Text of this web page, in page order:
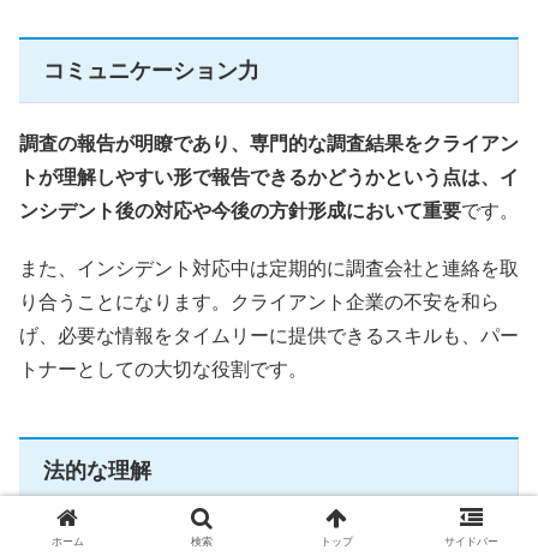
コミュニケーション力
調査の報告が明瞭であり、専門的な調査結果をクライアン
トが理解しやすい形で報告できるかどうかという点は、イ
ンシデント後の対応や今後の方針形成において重要です。
また、インシデント対応中は定期的に調査会社と連絡を取
り合うことになります。クライアント企業の不安を和ら
げ、必要な情報をタイムリーに提供できるスキルも、パー
トナーとしての大切な役割です。
法的な理解
信頼できる調査会社であれば問題ありませんが、 データ取
ホーム 検索 トップ サイドバー